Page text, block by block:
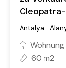
Antalya-
Wohnung
60 m2